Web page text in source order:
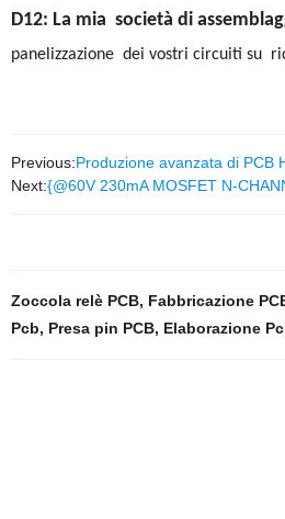
D12: La mia società di
panelizzazione dei vostri circuiti su
Previous:Produzione avanzata di PCB
Next:{@60V 230mA MOSFET N-
Zoccola relè PCB, Fabbricazione
Pcb, Presa pin PCB, Elaborazione